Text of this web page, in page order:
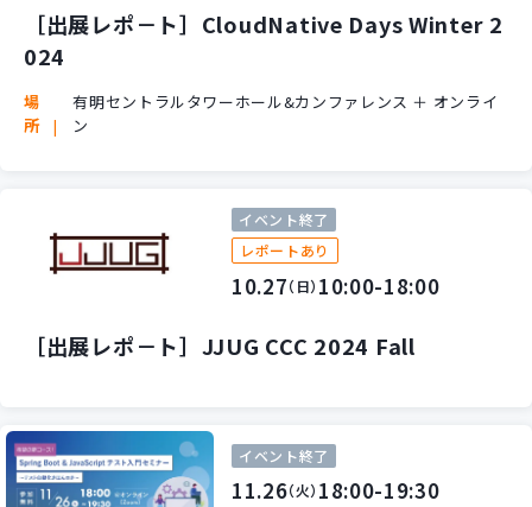
パッケージ開発
導入事例
イベント・セミナー
Contact
［出展レポ－ト］CloudNative Days Winter 2
024
場
所
有明セントラルタワーホール&カンファレンス ＋ オンライ
ン
イベント終了
レポートあり
10.27（日） 10:00-18:00
［出展レポ－ト］JJUG CCC 2024 Fall
イベント終了
11.26（火） 18:00-19:30